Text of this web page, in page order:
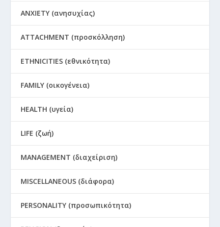
ANXIETY (ανησυχίας)
ATTACHMENT (προσκόλληση)
ETHNICITIES (εθνικότητα)
FAMILY (οικογένεια)
HEALTH (υγεία)
LIFE (ζωή)
MANAGEMENT (διαχείριση)
MISCELLANEOUS (διάφορα)
PERSONALITY (προσωπικότητα)